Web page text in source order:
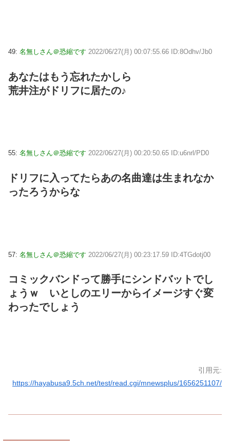
49: 名無しさん＠恐縮です 2022/06/27(月) 00:07:55.66 ID:8Odhv/Jb0
あなたはもう忘れたかしら
荒井注がドリフに居たの♪
55: 名無しさん＠恐縮です 2022/06/27(月) 00:20:50.65 ID:u6nrl/PD0
ドリフに入ってたらあの名曲達は生まれなか
ったろうからな
57: 名無しさん＠恐縮です 2022/06/27(月) 00:23:17.59 ID:4TGdotj00
コミックバンドって勝手にシンドバットでし
ょうｗ いとしのエリーからイメージすぐ変
わったでしょう
引用元:
https://hayabusa9.5ch.net/test/read.cgi/mnewsplus/1656251107/